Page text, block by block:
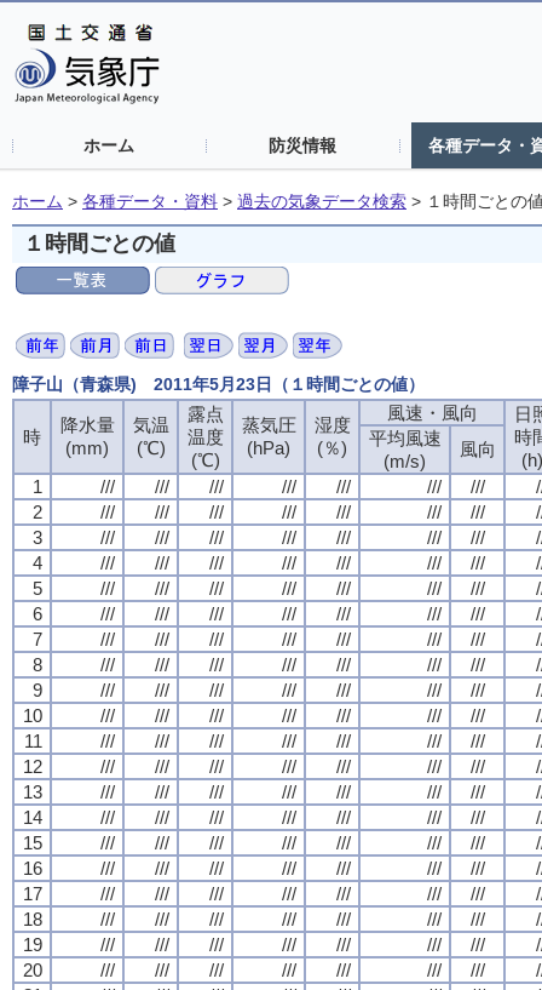
ホーム 防災情報 各種データ・
ホーム > 各種データ・資料 > 過去の気象データ検索 > １時間ごとの
１時間ごとの値
障子山（青森県) 2011年5月23日（１時間ごとの値）
時
降水量
(mm)
気温
(℃)
露点
温度
(℃)
蒸気圧
(hPa)
湿度
(％)
風速・風向
日
時
(h)
平均風速
(m/s)
風向
1
/// /// /// /// /// /// ///
2
/// /// /// /// /// /// ///
3
/// /// /// /// /// /// ///
4
/// /// /// /// /// /// ///
5
/// /// /// /// /// /// ///
6
/// /// /// /// /// /// ///
7
/// /// /// /// /// /// ///
8
/// /// /// /// /// /// ///
9
/// /// /// /// /// /// ///
10
/// /// /// /// /// /// ///
11
/// /// /// /// /// /// ///
12
/// /// /// /// /// /// ///
13
/// /// /// /// /// /// ///
14
/// /// /// /// /// /// ///
15
/// /// /// /// /// /// ///
16
/// /// /// /// /// /// ///
17
/// /// /// /// /// /// ///
18
/// /// /// /// /// /// ///
19
/// /// /// /// /// /// ///
20
/// /// /// /// /// /// ///
時
降水量
(mm)
気温
(℃)
露点
温度
(℃)
蒸気圧
(hPa)
湿度
(％)
風速・風向
日
時
(h)
平均風速
(m/s)
風向
1
/// /// /// /// /// /// ///
2
/// /// /// /// /// /// ///
3
/// /// /// /// /// /// ///
4
/// /// /// /// /// /// ///
5
/// /// /// /// /// /// ///
6
/// /// /// /// /// /// ///
7
/// /// /// /// /// /// ///
8
/// /// /// /// /// /// ///
9
/// /// /// /// /// /// ///
10
/// /// /// /// /// /// ///
11
/// /// /// /// /// /// ///
12
/// /// /// /// /// /// ///
13
/// /// /// /// /// /// ///
14
/// /// /// /// /// /// ///
15
/// /// /// /// /// /// ///
16
/// /// /// /// /// /// ///
17
/// /// /// /// /// /// ///
18
/// /// /// /// /// /// ///
19
/// /// /// /// /// /// ///
20
/// /// /// /// /// /// ///
時
降水量
(mm)
気温
(℃)
露点
温度
(℃)
蒸気圧
(hPa)
湿度
(％)
風速・風向
日
時
(h)
平均風速
(m/s)
風向
1
/// /// /// /// /// /// ///
2
/// /// /// /// /// /// ///
3
/// /// /// /// /// /// ///
4
/// /// /// /// /// /// ///
5
/// /// /// /// /// /// ///
6
/// /// /// /// /// /// ///
7
/// /// /// /// /// /// ///
8
/// /// /// /// /// /// ///
9
/// /// /// /// /// /// ///
10
/// /// /// /// /// /// ///
11
/// /// /// /// /// /// ///
12
/// /// /// /// /// /// ///
13
/// /// /// /// /// /// ///
14
/// /// /// /// /// /// ///
15
/// /// /// /// /// /// ///
16
/// /// /// /// /// /// ///
17
/// /// /// /// /// /// ///
18
/// /// /// /// /// /// ///
19
/// /// /// /// /// /// ///
20
/// /// /// /// /// /// ///
時
降水量
(mm)
気温
(℃)
露点
温度
(℃)
蒸気圧
(hPa)
湿度
(％)
風速・風向
日
時
(h)
平均風速
(m/s)
風向
1
/// /// /// /// /// /// ///
2
/// /// /// /// /// /// ///
3
/// /// /// /// /// /// ///
4
/// /// /// /// /// /// ///
5
/// /// /// /// /// /// ///
6
/// /// /// /// /// /// ///
7
/// /// /// /// /// /// ///
8
/// /// /// /// /// /// ///
9
/// /// /// /// /// /// ///
10
/// /// /// /// /// /// ///
11
/// /// /// /// /// /// ///
12
/// /// /// /// /// /// ///
13
/// /// /// /// /// /// ///
14
/// /// /// /// /// /// ///
15
/// /// /// /// /// /// ///
16
/// /// /// /// /// /// ///
17
/// /// /// /// /// /// ///
18
/// /// /// /// /// /// ///
19
/// /// /// /// /// /// ///
20
/// /// /// /// /// /// ///